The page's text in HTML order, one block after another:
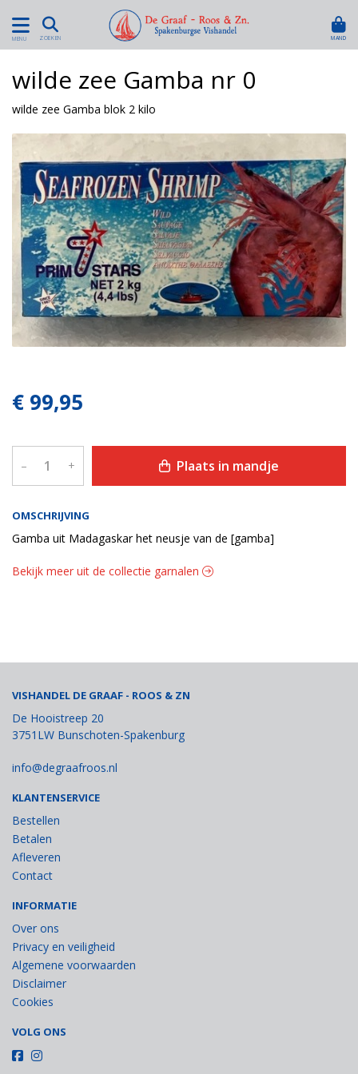
MENU ZOEKEN MAND
OMSCHRIJVING
Gamba uit Madagaskar het neusje van de [gamba]
wilde zee Gamba nr 0
wilde zee Gamba blok 2 kilo
€ 99,95
– + Plaats in mandje
Bekijk meer uit de collectie garnalen
VISHANDEL DE GRAAF - ROOS & ZN
De Hooistreep 20
3751LW Bunschoten-Spakenburg
info@degraafroos.nl
KLANTENSERVICE
Bestellen
Betalen
Afleveren
Contact
INFORMATIE
Over ons
Privacy en veiligheid
Algemene voorwaarden
Disclaimer
Cookies
VOLG ONS